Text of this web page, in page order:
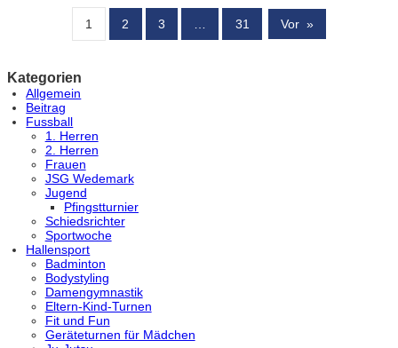
1 2 3 … 31 Vor »
Kategorien
Allgemein
Beitrag
Fussball
1. Herren
2. Herren
Frauen
JSG Wedemark
Jugend
Pfingstturnier
Schiedsrichter
Sportwoche
Hallensport
Badminton
Bodystyling
Damengymnastik
Eltern-Kind-Turnen
Fit und Fun
Geräteturnen für Mädchen